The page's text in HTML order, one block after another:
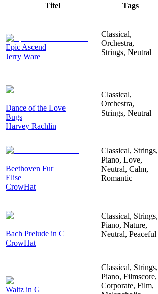
Titel Tags
Epic Ascend
Jerry Ware
Classical,
Orchestra,
Strings, Neutral
Dance of the Love
Bugs
Harvey Rachlin
Classical,
Orchestra,
Strings, Neutral
Beethoven Fur
Elise
CrowHat
Classical, Strings,
Piano, Love,
Neutral, Calm,
Romantic
Bach Prelude in C
CrowHat
Classical, Strings,
Piano, Nature,
Neutral, Peaceful
Waltz in G
Classical, Strings,
Piano, Filmscore,
Corporate, Film,